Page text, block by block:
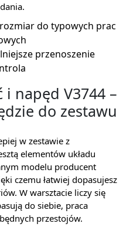
do typowych prac
przenoszenie
napęd V3744 –
do zestawu
w zestawie z
elementów układu
modelu producent
czemu łatwiej dopasujesz
W warsztacie liczy się
do siebie, praca
przestojów.